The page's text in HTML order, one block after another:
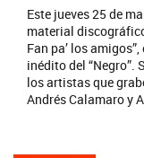
Este jueves 25 de
material
Fan pa’ los
inédito del “Negro”.
los artistas que
Andrés Calamaro y